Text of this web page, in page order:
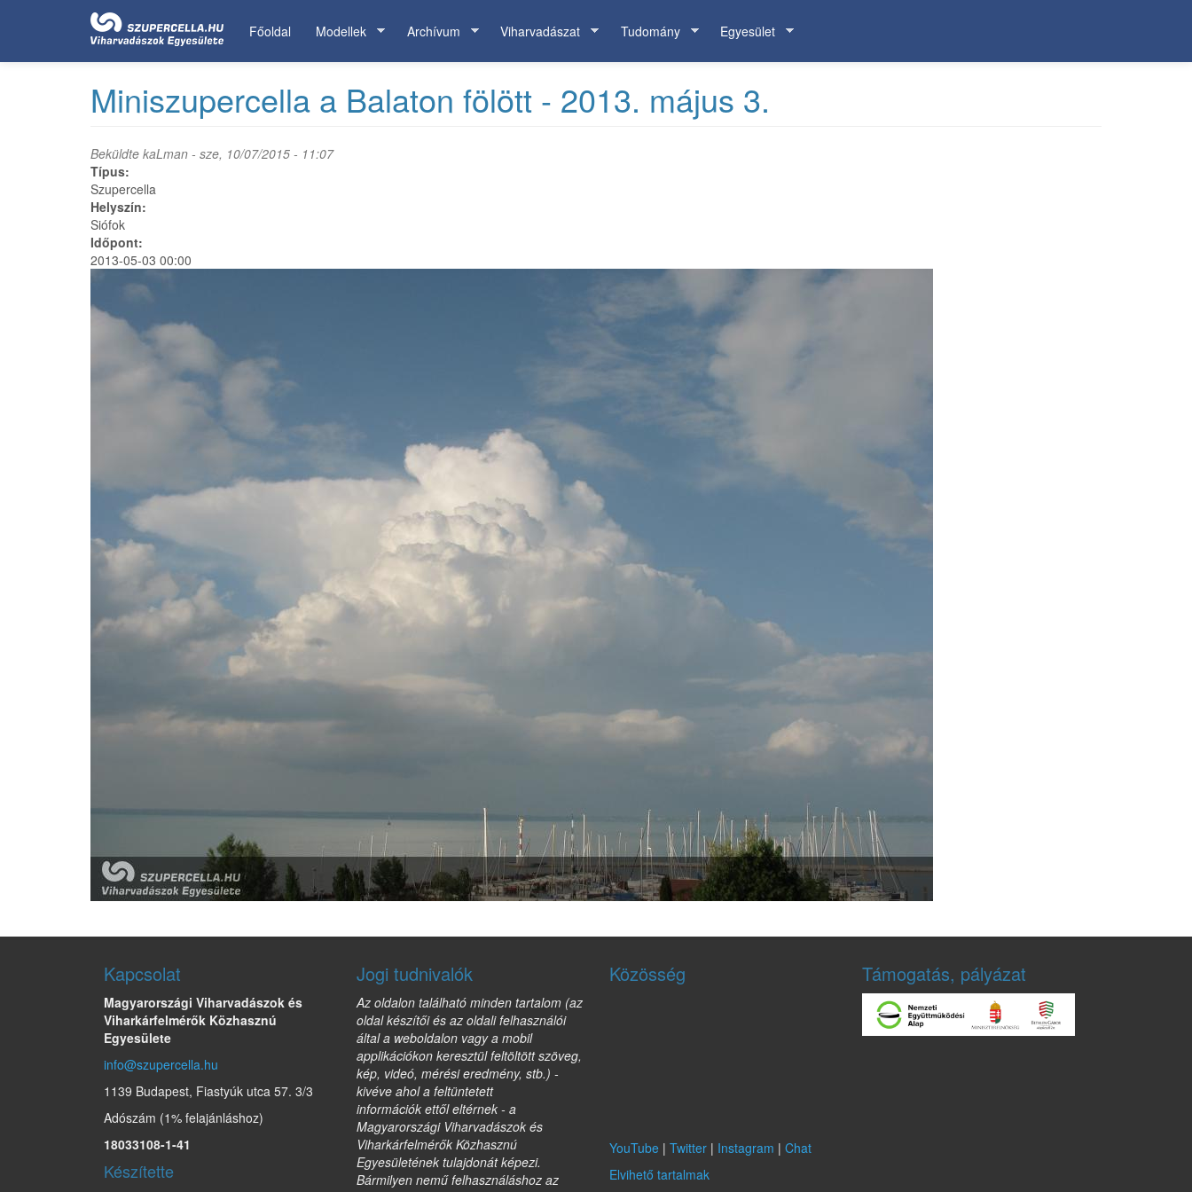
Főoldal Modellek Archívum Viharvadászat Tudomány Egyesület
Miniszupercella a Balaton fölött - 2013. május 3.
Beküldte kaLman - sze, 10/07/2015 - 11:07
Típus:
Szupercella
Helyszín:
Siófok
Időpont:
2013-05-03 00:00
Kapcsolat
Magyarországi Viharvadászok és
Viharkárfelmérők Közhasznú
Egyesülete
info@szupercella.hu
1139 Budapest, Fiastyúk utca 57. 3/3
Adószám (1% felajánláshoz)
18033108-1-41
Készítette
Jogi tudnivalók
Az oldalon található minden tartalom (az
oldal készítői és az oldali felhasználói
által a weboldalon vagy a mobil
applikációkon keresztül feltöltött szöveg,
kép, videó, mérési eredmény, stb.) -
kivéve ahol a feltüntetett
információk ettől eltérnek - a
Magyarországi Viharvadászok és
Viharkárfelmérők Közhasznú
Egyesületének tulajdonát képezi.
Bármilyen nemű felhasználáshoz az
Közösség
YouTube | Twitter | Instagram | Chat
Elvihető tartalmak
Támogatás, pályázat